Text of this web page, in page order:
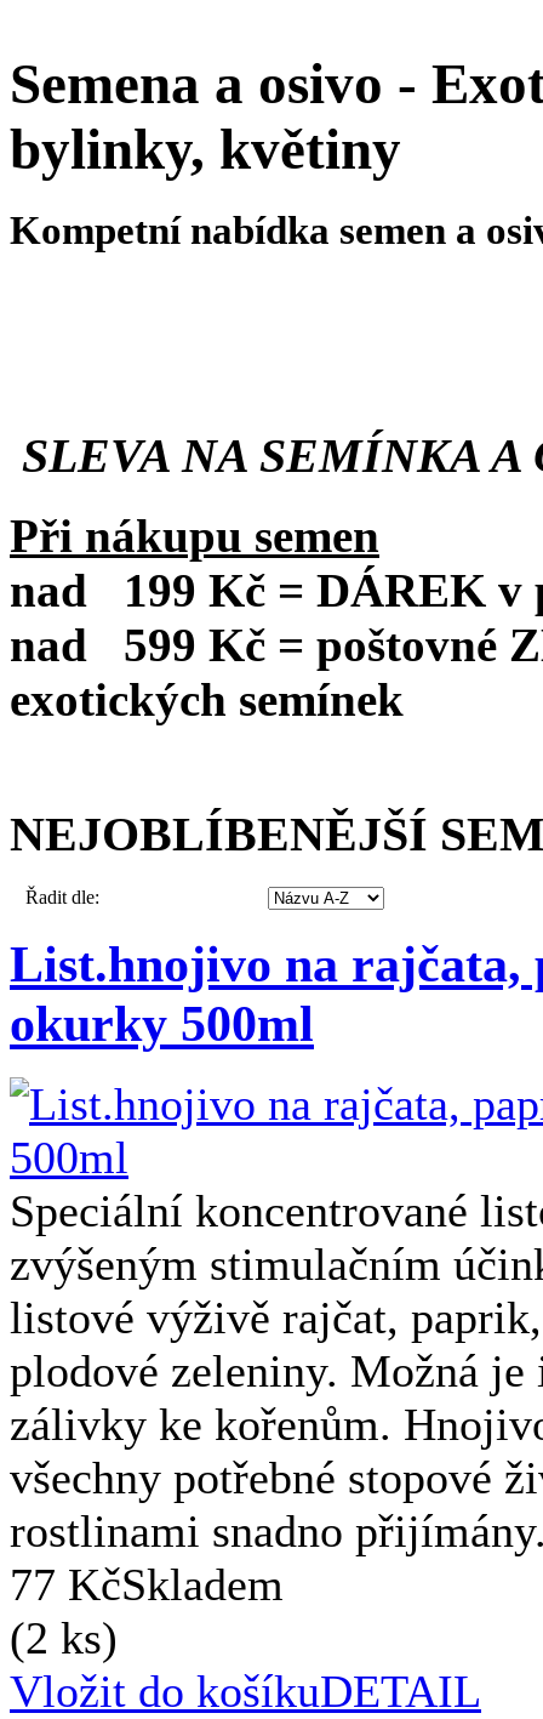
Semena a osivo -
bylinky, květiny
Kompetní nabídka semen a
SLEVA NA SEMÍNKA A
Při nákupu semen
nad 199 Kč = DÁREK v
nad 599 Kč = poštovné
exotických semínek
NEJOBLÍBENĚJŠÍ
Řadit dle:
List.hnojivo na rajčata,
okurky 500ml
Speciální koncentrované
zvýšeným stimulačním
listové výživě rajčat,
plodové zeleniny. Možná
zálivky ke kořenům.
všechny potřebné stopové
rostlinami snadno
77 KčSkladem
(2 ks)
Vložit do košíkuDETAIL